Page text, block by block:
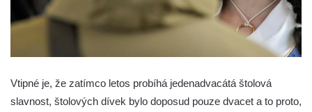
Vtipné je, že zatímco letos probíhá jedenadvacátá štolová
slavnost, štolových dívek bylo doposud pouze dvacet a to proto,